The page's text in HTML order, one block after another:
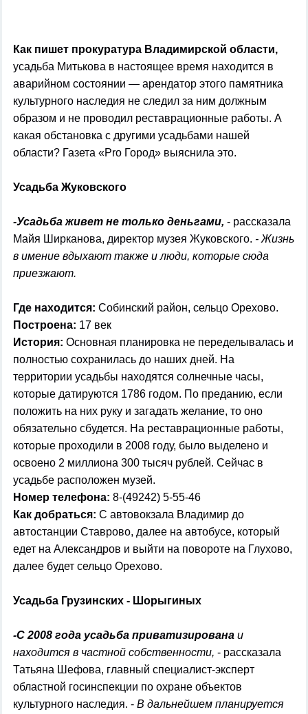
Как пишет прокуратура Владимирской области,
усадьба Митькова в настоящее время находится в
аварийном состоянии — арендатор этого памятника
культурного наследия не следил за ним должным
образом и не проводил реставрационные работы. А
какая обстановка с другими усадьбами нашей
области? Газета «Pro Город» выяснила это.
Усадьба Жуковского
-Усадьба живет не только деньгами, - рассказала
Майя Ширканова, директор музея Жуковского. - Жизнь
в имение вдыхают также и люди, которые сюда
приезжают.
Где находится: Собинский район, сельцо Орехово.
Построена: 17 век
История: Основная планировка не переделывалась и
полностью сохранилась до наших дней. На
территории усадьбы находятся солнечные часы,
которые датируются 1786 годом. По преданию, если
положить на них руку и загадать желание, то оно
обязательно сбудется. На реставрационные работы,
которые проходили в 2008 году, было выделено и
освоено 2 миллиона 300 тысяч рублей. Сейчас в
усадьбе расположен музей.
Номер телефона: 8-(49242) 5-55-46
Как добраться: С автовокзала Владимир до
автостанции Ставрово, далее на автобусе, который
едет на Александров и выйти на повороте на Глухово,
далее будет сельцо Орехово.
Усадьба Грузинских - Шорыгиных
-С 2008 года усадьба приватизирована и
находится в частной собственности, - рассказала
Татьяна Шефова, главный специалист-эксперт
областной госинспекции по охране объектов
культурного наследия. - В дальнейшем планируется